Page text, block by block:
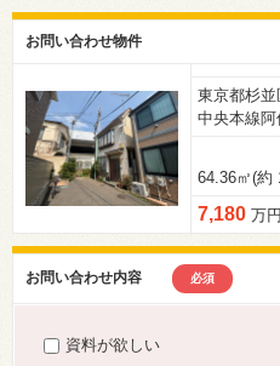
お問い合わせ物件
東京都杉並
中央本線
64.36㎡(約
7,180 万円
お問い合わせ内容 必須
資料が欲しい